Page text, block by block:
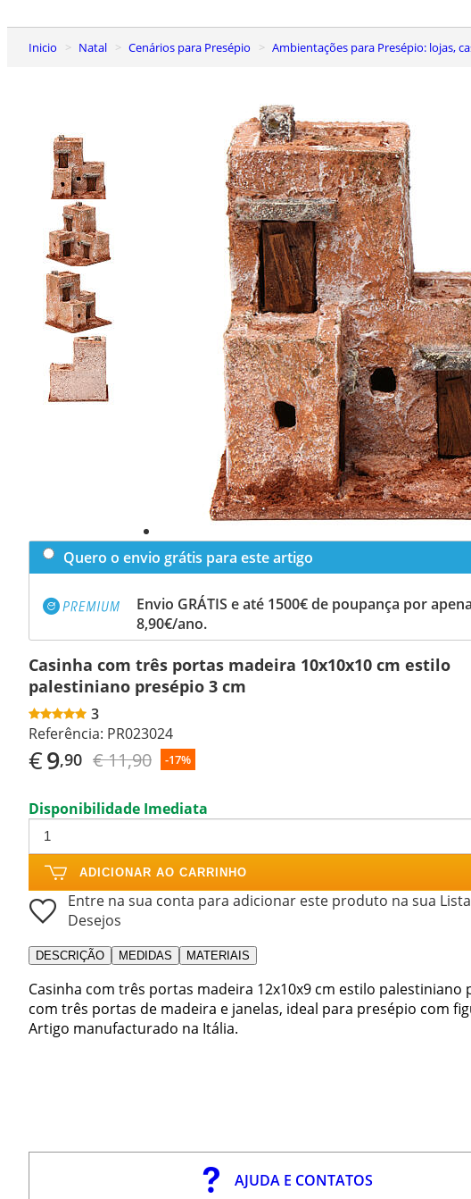
Inicio Natal Cenários para Presépio Ambientações para Presépio: lojas,
Quero o envio grátis para este artigo
Envio GRÁTIS e até 1500€ de poupança por
8,90€/ano.
Casinha com três portas madeira 10x10x10 cm estilo
palestiniano presépio 3 cm
3
Referência: PR023024
€9,90 € 11,90 -17%
Disponibilidade Imediata
ADICIONAR AO CARRINHO
Entre na sua conta para adicionar este produto na sua
Desejos
DESCRIÇÃO MEDIDAS MATERIAIS
Casinha com três portas madeira 12x10x9 cm estilo palestiniano
com três portas de madeira e janelas, ideal para presépio com
Artigo manufacturado na Itália.
AJUDA E CONTATOS